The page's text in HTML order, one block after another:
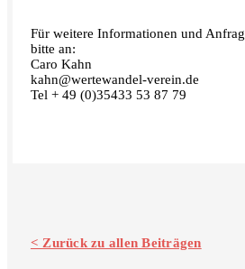
Für weitere Informationen und
bitte an:
Caro Kahn
kahn@wertewandel-verein.de
Tel + 49 (0)35433 53 87 79
< Zurück zu allen Beiträgen